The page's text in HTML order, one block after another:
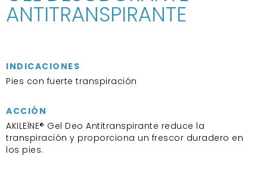
ANTITRANSPIRANTE
INDICACIONES
Pies con fuerte transpiración
ACCIÓN
AKILEÏNE® Gel Deo Antitranspirante reduce la
transpiración y proporciona un frescor duradero en
los pies.